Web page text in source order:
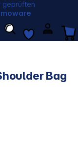
geprüften
Bag